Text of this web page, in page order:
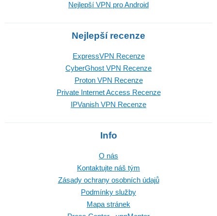
Nejlepší VPN pro Android
Nejlepší recenze
ExpressVPN Recenze
CyberGhost VPN Recenze
Proton VPN Recenze
Private Internet Access Recenze
IPVanish VPN Recenze
Info
O nás
Kontaktujte náš tým
Zásady ochrany osobních údajů
Podmínky služby
Mapa stránek